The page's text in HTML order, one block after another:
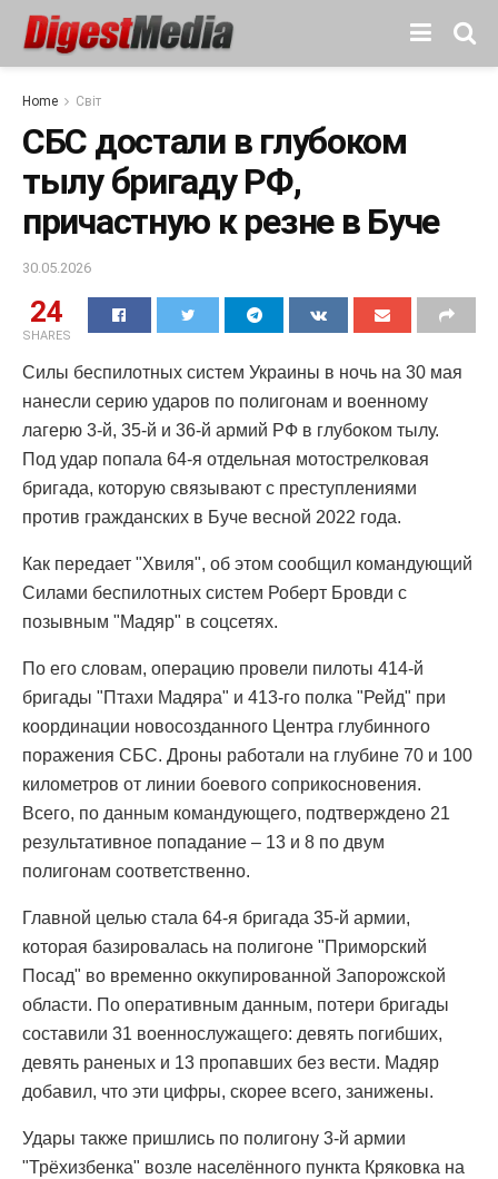
Home Світ
СБС достали в глубоком
тылу бригаду РФ,
причастную к резне в Буче
30.05.2026
24
SHARES
Силы беспилотных систем Украины в ночь на 30 мая
нанесли серию ударов по полигонам и военному
лагерю 3-й, 35-й и 36-й армий РФ в глубоком тылу.
Под удар попала 64-я отдельная мотострелковая
бригада, которую связывают с преступлениями
против гражданских в Буче весной 2022 года.
Как передает "Хвиля", об этом сообщил командующий
Силами беспилотных систем Роберт Бровди с
позывным "Мадяр" в соцсетях.
По его словам, операцию провели пилоты 414-й
бригады "Птахи Мадяра" и 413-го полка "Рейд" при
координации новосозданного Центра глубинного
поражения СБС. Дроны работали на глубине 70 и 100
километров от линии боевого соприкосновения.
Всего, по данным командующего, подтверждено 21
результативное попадание – 13 и 8 по двум
полигонам соответственно.
Главной целью стала 64-я бригада 35-й армии,
которая базировалась на полигоне "Приморский
Посад" во временно оккупированной Запорожской
области. По оперативным данным, потери бригады
составили 31 военнослужащего: девять погибших,
девять раненых и 13 пропавших без вести. Мадяр
добавил, что эти цифры, скорее всего, занижены.
Удары также пришлись по полигону 3-й армии
"Трёхизбенка" возле населённого пункта Кряковка на